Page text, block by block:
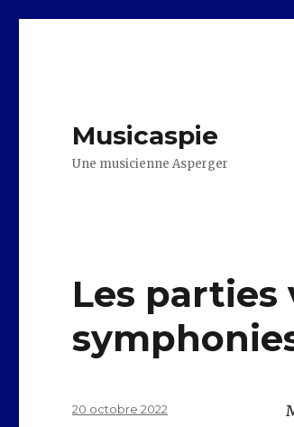
Musicaspie
Une musicienne Asperger
Les parties
Publié
20 octobre 2022